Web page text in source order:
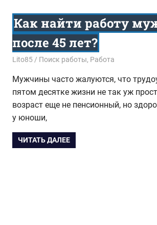
Как найти работу
после 45 лет?
01.02.2016
Lito85 Поиск работы, Работа
Мужчины часто жалуются, что
пятом десятке жизни не так уж
возраст еще не пенсионный, но
у юноши,
ЧИТАТЬ ДАЛЕЕ